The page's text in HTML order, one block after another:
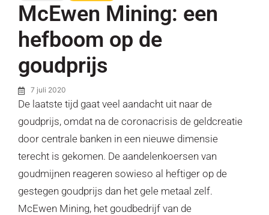
McEwen Mining: een
hefboom op de
goudprijs
7 juli 2020
De laatste tijd gaat veel aandacht uit naar de
goudprijs, omdat na de coronacrisis de geldcreatie
door centrale banken in een nieuwe dimensie
terecht is gekomen. De aandelenkoersen van
goudmijnen reageren sowieso al heftiger op de
gestegen goudprijs dan het gele metaal zelf.
McEwen Mining, het goudbedrijf van de